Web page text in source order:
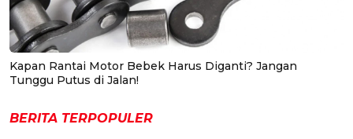
Kapan Rantai Motor Bebek Harus Diganti? Jangan
Tunggu Putus di Jalan!
BERITA TERPOPULER